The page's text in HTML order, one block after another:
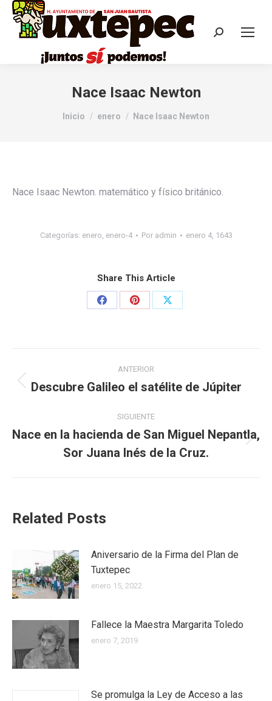
Nace Isaac Newton
Estás aquí:
Inicio enero Nace Isaac Newton
Nace Isaac Newton. matemático y físico británico.
Categorías: enero, enero-4 Por admin enero 4, 1643
Share This Article
ANTERIOR
Descubre Galileo el satélite de Júpiter
SIGUIENTE
Nace en la hacienda de San Miguel Nepantla,
Sor Juana Inés de la Cruz.
Related Posts
Aniversario de la Firma del Plan de
Tuxtepec
enero 15, 2022
Fallece la Maestra Margarita Toledo
enero 7, 2019
Se promulga la Ley de Acceso a las